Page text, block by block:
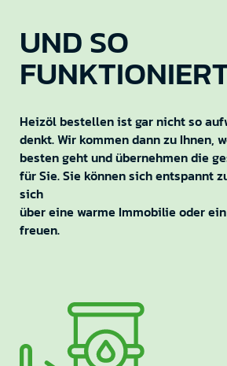
UND SO
Heizöl bestellen ist gar nicht so
denkt. Wir kommen dann zu Ihnen,
besten geht und übernehmen die
für Sie. Sie können sich entspannt
sich
über eine warme Immobilie oder
freuen.